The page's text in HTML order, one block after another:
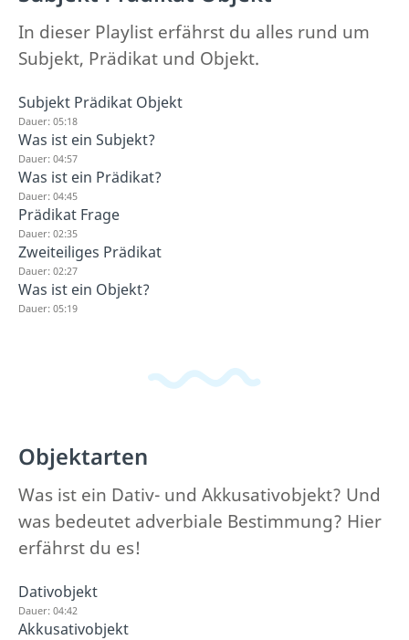
In dieser Playlist erfährst du alles rund um
Subjekt, Prädikat und Objekt.
Subjekt Prädikat Objekt
Dauer: 05:18
Was ist ein Subjekt?
Dauer: 04:57
Was ist ein Prädikat?
Dauer: 04:45
Prädikat Frage
Dauer: 02:35
Zweiteiliges Prädikat
Dauer: 02:27
Was ist ein Objekt?
Dauer: 05:19
Objektarten
Was ist ein Dativ- und Akkusativobjekt? Und
was bedeutet adverbiale Bestimmung? Hier
erfährst du es!
Dativobjekt
Dauer: 04:42
Akkusativobjekt